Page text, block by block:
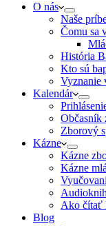
O nás
Naše
Čomu sa
História
Kto sú
Vyznanie
Kalendár
Občasník
Zborový
Kázne
Kázne
Kázne
Ako čítať
Blog